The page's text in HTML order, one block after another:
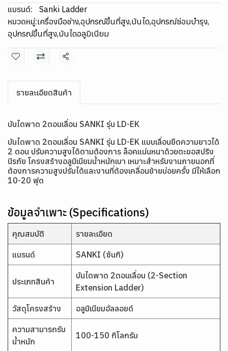
แบรนด์:
Sanki Ladder
หมวดหมู่:เครื่องมือช่าง,อุปกรณ์ขึ้นที่สูง,บันได,อุปกรณ์ซ่อมบำรุง,
อุปกรณ์ขึ้นที่สูง,บันไดอลูมิเนียม
แชร์
รายละเอียดสินค้า
บันไดพาด 2ตอนเลื่อน SANKI รุ่น LD-EK
บันไดพาด 2ตอนเลื่อน SANKI รุ่น LD-EK แบบเลื่อนยืดความยาวได้
2 ตอน ปรับความสูงได้ตามต้องการ ล็อคแน่นหนาด้วยตะขอสปริง
นิรภัย โครงสร้างอลูมิเนียมน้ำหนักเบา เหมาะสำหรับงานภายนอกที่
ต้องการความสูงปรับได้และงานที่ต้องเคลื่อนย้ายบ่อยครั้ง มีให้เลือก
10-20 ฟุต
ข้อมูลจำเพาะ (Specifications)
คุณสมบัติ รายละเอียด
แบรนด์ SANKI (ซันกิ)
ประเภทสินค้า
บันไดพาด 2ตอนเลื่อน (2-Section
Extension Ladder)
วัสดุโครงสร้าง อลูมิเนียมอัลลอยด์
ความสามารถรับ
น้ำหนัก
100-150 กิโลกรัม